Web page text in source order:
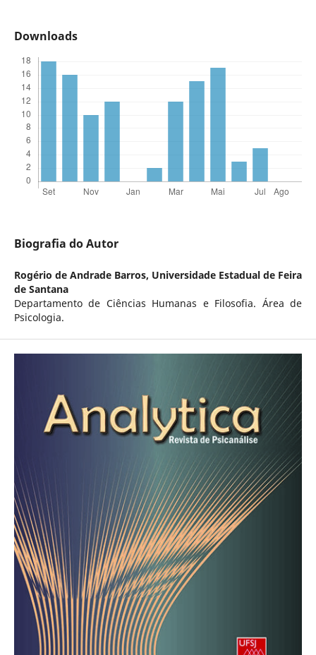
Downloads
Biografia do Autor
Rogério de Andrade Barros, Universidade Estadual de Feira
de Santana
Departamento de Ciências Humanas e Filosofia. Área de
Psicologia.